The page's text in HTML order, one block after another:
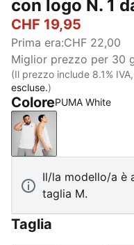
con logo N. 1
CHF 19,95
Prima era:CHF 22,00
Miglior prezzo per 30
(Il prezzo include 8.1%
escluse.)
ColorePUMA White
PUMA White
Il/la modello/a è
taglia M.
Taglia